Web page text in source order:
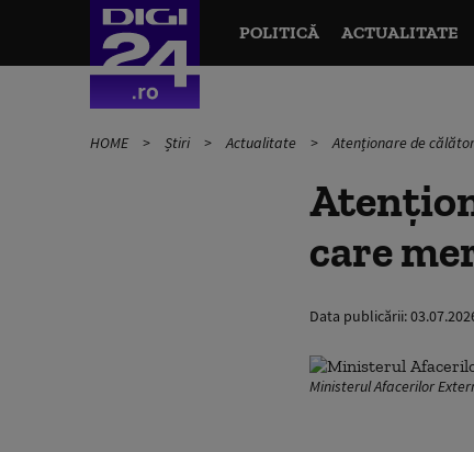
POLITICĂ ACTUALITATE
HOME Știri Actualitate Atenționare de
care
Data publicării:
Ministerul Afacerilor